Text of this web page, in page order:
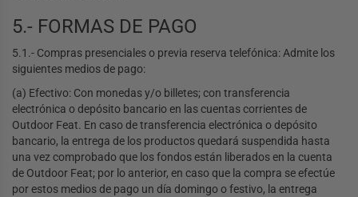
5.- FORMAS DE PAGO
5.1.- Compras presenciales o previa reserva telefónica: Admite los
siguientes medios de pago:
(a) Efectivo: Con monedas y/o billetes; con transferencia
electrónica o depósito bancario en las cuentas corrientes de
Outdoor Feat. En caso de transferencia electrónica o depósito
bancario, la entrega de los productos quedará suspendida hasta
una vez comprobado que los fondos están liberados en la cuenta
de Outdoor Feat; por lo anterior, en caso que la compra se efectúe
por estos medios de pago un día domingo o festivo, la entrega